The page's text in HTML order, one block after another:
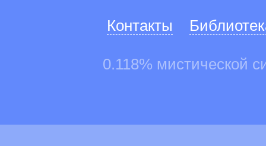
Контакты
0.118% мистической